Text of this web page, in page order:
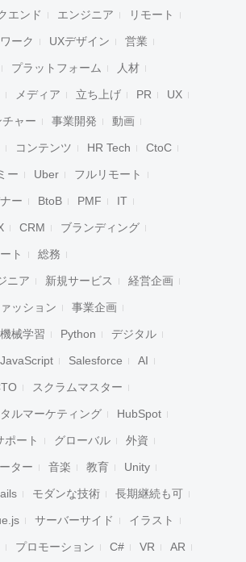
エンド エンジニア リモート
ーク UXデザイン 営業
プラットフォーム 人材
メディア 立ち上げ PR UX
ャー 事業開発 動画
コンテンツ HR Tech CtoC
ー Uber フルリモート
ー BtoB PMF IT
CRM ブランディング
ト 総務
ニア 新規サービス 経営企画
ッション 事業企画
機械学習 Python デジタル
JavaScript Salesforce AI
スクラムマスター
ルマーケティング HubSpot
ポート グローバル 外資
ター 音楽 教育 Unity
モダンな技術 長期継続も可
サーバーサイド イラスト
プロモーション C# VR AR